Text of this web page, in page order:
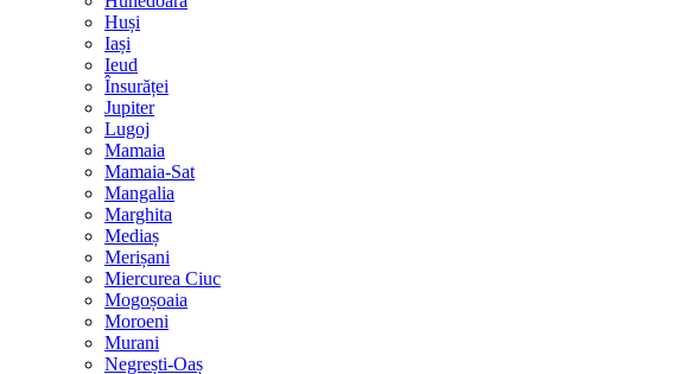
Huși
Iași
Ieud
Însurăței
Jupiter
Lugoj
Mamaia
Mamaia-Sat
Mangalia
Marghita
Mediaș
Merișani
Miercurea Ciuc
Mogoșoaia
Moroeni
Murani
Negrești-Oaș